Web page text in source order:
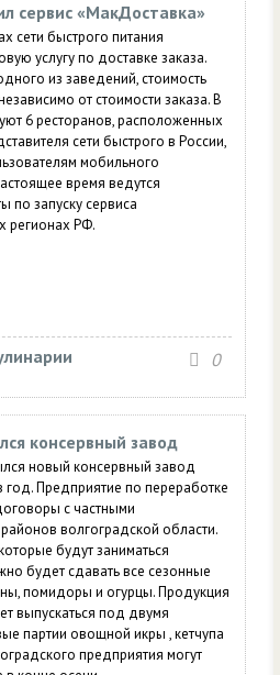
сервис «МакДоставка»
сети быстрого питания
услугу по доставке заказа.
из заведений, стоимость
от стоимости заказа. В
6 ресторанов, расположенных
сети быстрого в России,
мобильного
время ведутся
по запуску сервиса
регионах РФ.
0
консервный завод
новый консервный завод
Предприятие по переработке
с частными
волгоградской области.
будут заниматься
будет сдавать все сезонные
помидоры и огурцы. Продукция
выпускаться под двумя
партии овощной икры , кетчупа
предприятия могут